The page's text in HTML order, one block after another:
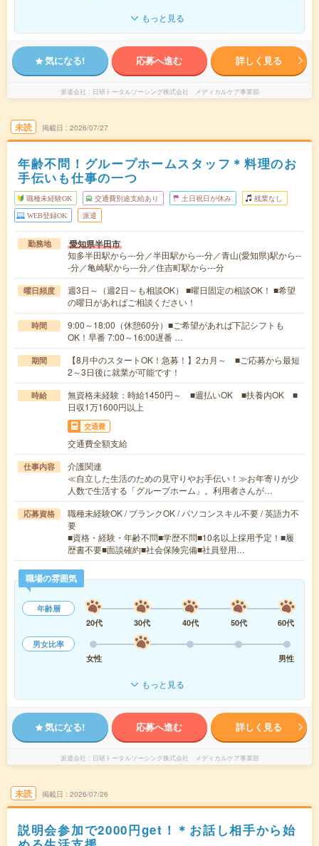
もっと見る
気になる! 応募へ進む 詳しく見る
派遣会社 日研トータルソーシング株式会社 メディカルケア事業部
未読 掲載日 2026/07/27
年齢不問！グループホームスタッフ＊料理のお
手伝いも仕事の一つ
職種未経験OK 交通費別途支給あり 土日祝日が休み 残業なし
WEB登録OK 派遣
勤務地 愛知県半田市
知多半田駅から---分／半田駅から---分／青山(愛知県)駅から--
-分／亀崎駅から---分／住吉町駅から---分
曜日頻度
週3日～（週2日～も相談OK） ■曜日固定の相談OK！ ■希望
の曜日があればご相談ください！
時間
9:00～18:00（休憩60分）■ご希望があれば下記シフトも
OK！早番 7:00～16:00遅番 …
期間
【8月中のスタートOK！急募！】2カ月～ ■ご応募から最短
2～3日後に就業が可能です！
時給
無資格未経験：時給1450円～ ■週払いOK ■扶養内OK ■
日収1万1600円以上
交通費
交通費全額支給
仕事内容
介護関連
≪自立した生活のための見守りやお手伝い！≫お年寄りが少
人数で生活する「グループホーム」。利用者さんが…
応募資格
職種未経験OK / ブランクOK / パソコンスキル不要 / 英語力不
要
■資格・経験・年齢不問■学歴不問■10名以上採用予定！■履
歴書不要■面談確約■社会保険完備■社員登用…
職場の雰囲気
年齢層
20代
30代 40代 50代
60代
男女比率
女性
男性
もっと見る
気になる! 応募へ進む 詳しく見る
派遣会社 日研トータルソーシング株式会社 メディカルケア事業部
未読 掲載日 2026/07/26
説明会参加で2000円get！＊お話し相手から始